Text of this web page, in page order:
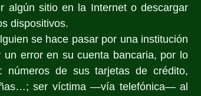
algún sitio en la Internet o descargar
dispositivos.
se hace pasar por una institución
error en su cuenta bancaria, por lo
números de sus tarjetas de crédito,
ser víctima —vía telefónica— al